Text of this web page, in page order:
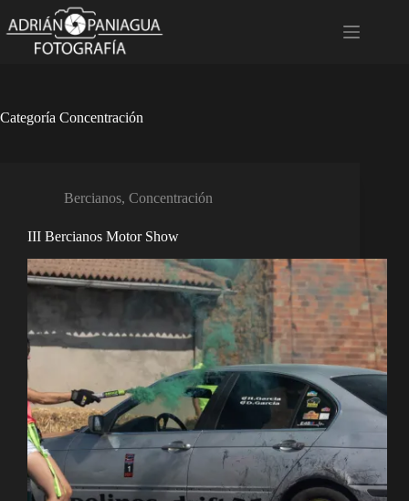
contenido
Categoría Concentración
Bercianos, Concentración
III Bercianos Motor Show